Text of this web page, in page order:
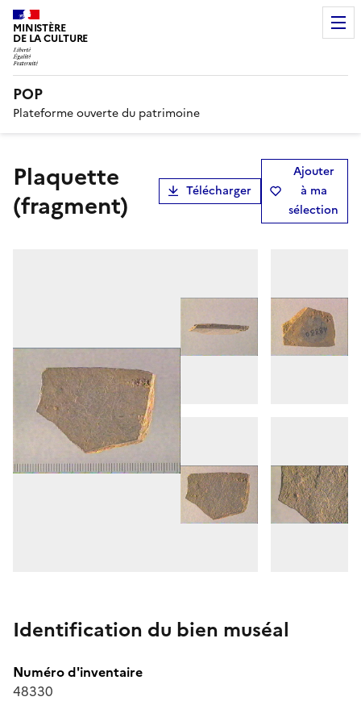
MINISTÈRE
DE LA CULTURE
POP
Plateforme ouverte du patrimoine
plaquette
(fragment)
Télécharger
Ajouter
à ma
sélection
Identification du bien muséal
Numéro d'inventaire
48330